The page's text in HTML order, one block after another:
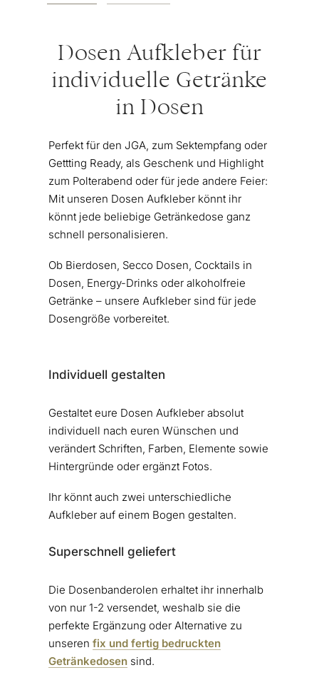
Dosen Aufkleber für
individuelle Getränke
in Dosen
Perfekt für den JGA, zum Sektempfang oder
Gettting Ready, als Geschenk und Highlight
zum Polterabend oder für jede andere Feier:
Mit unseren Dosen Aufkleber könnt ihr
könnt jede beliebige Getränkedose ganz
schnell personalisieren.
Ob Bierdosen, Secco Dosen, Cocktails in
Dosen, Energy-Drinks oder alkoholfreie
Getränke – unsere Aufkleber sind für jede
Dosengröße vorbereitet.
Individuell gestalten
Gestaltet eure Dosen Aufkleber absolut
individuell nach euren Wünschen und
verändert Schriften, Farben, Elemente sowie
Hintergründe oder ergänzt Fotos.
Ihr könnt auch zwei unterschiedliche
Aufkleber auf einem Bogen gestalten.
Superschnell geliefert
Die Dosenbanderolen erhaltet ihr innerhalb
von nur 1-2 versendet, weshalb sie die
perfekte Ergänzung oder Alternative zu
unseren fix und fertig bedruckten
Getränkedosensind.